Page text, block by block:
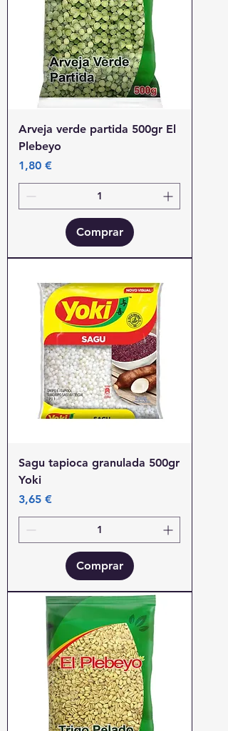
Arveja verde partida 500gr El
Plebeyo
Precio
1,80 €
Comprar
Sagu tapioca granulada 500gr
Yoki
Precio
3,65 €
Comprar